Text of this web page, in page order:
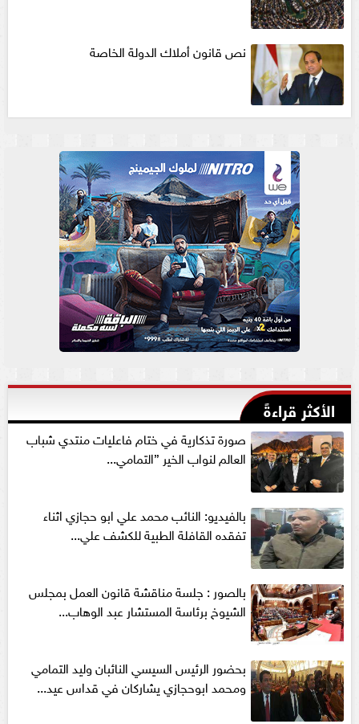
نص قانون أملاك الدولة الخاصة
الأكثر قراءةً
صورة تذكارية في ختام فاعليات منتدي شباب
العالم لنواب الخير ”التمامي...
بالفيديو: النائب محمد علي ابو حجازي اثناء
تفقده القافلة الطبية للكشف علي...
بالصور : جلسة مناقشة قانون العمل بمجلس
الشيوخ برئاسة المستشار عبد الوهاب...
بحضور الرئيس السيسي النائبان وليد التمامي
ومحمد ابوحجازي يشاركان في قداس عيد...